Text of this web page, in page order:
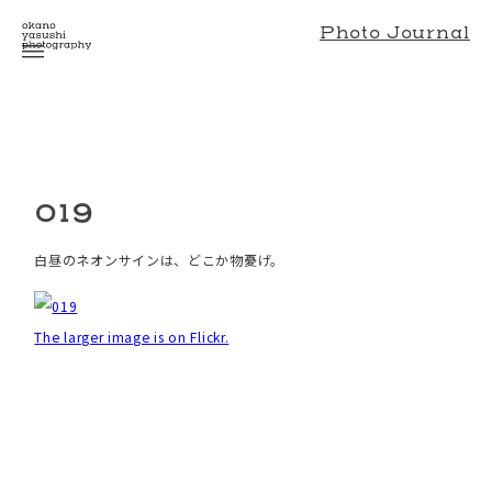
Photo Journal
019
白昼のネオンサインは、どこか物憂げ。
The larger image is on Flickr.